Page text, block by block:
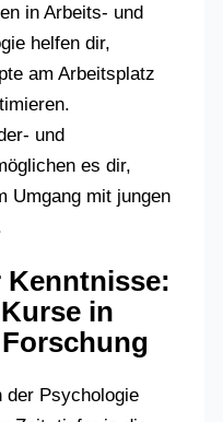
in Arbeits- und
helfen dir,
am Arbeitsplatz
und
es dir,
Umgang mit jungen
Kenntnisse:
in
der Psychologie